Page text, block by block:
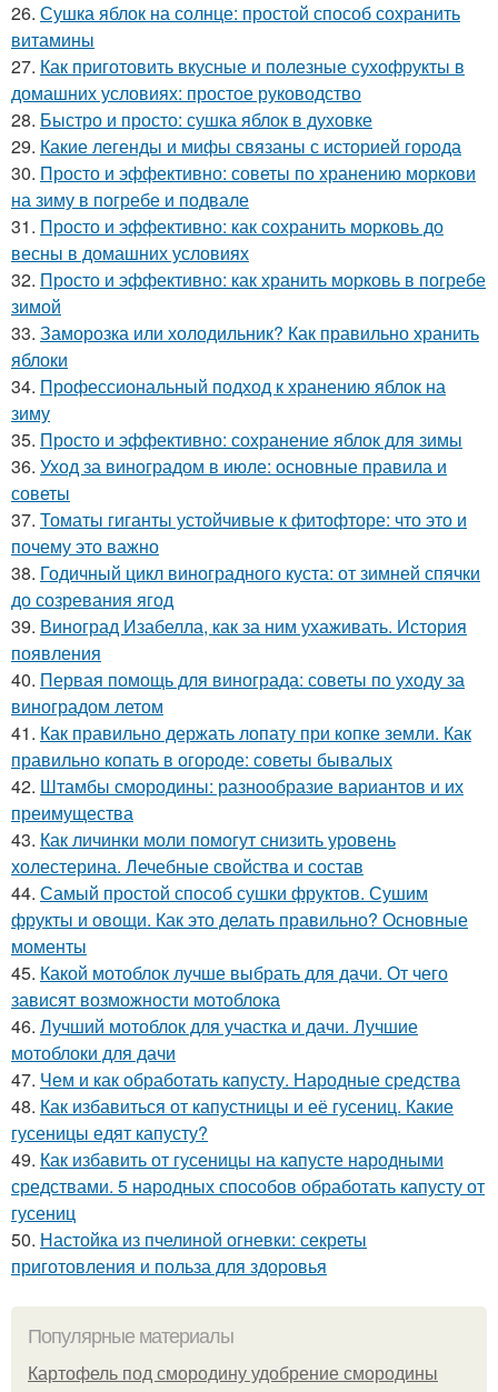
26. Сушка яблок на солнце: простой способ сохранить
витамины
27. Как приготовить вкусные и полезные сухофрукты в
домашних условиях: простое руководство
28. Быстро и просто: сушка яблок в духовке
29. Какие легенды и мифы связаны с историей города
30. Просто и эффективно: советы по хранению моркови
на зиму в погребе и подвале
31. Просто и эффективно: как сохранить морковь до
весны в домашних условиях
32. Просто и эффективно: как хранить морковь в погребе
зимой
33. Заморозка или холодильник? Как правильно хранить
яблоки
34. Профессиональный подход к хранению яблок на
зиму
35. Просто и эффективно: сохранение яблок для зимы
36. Уход за виноградом в июле: основные правила и
советы
37. Томаты гиганты устойчивые к фитофторе: что это и
почему это важно
38. Годичный цикл виноградного куста: от зимней спячки
до созревания ягод
39. Виноград Изабелла, как за ним ухаживать. История
появления
40. Первая помощь для винограда: советы по уходу за
виноградом летом
41. Как правильно держать лопату при копке земли. Как
правильно копать в огороде: советы бывалых
42. Штамбы смородины: разнообразие вариантов и их
преимущества
43. Как личинки моли помогут снизить уровень
холестерина. Лечебные свойства и состав
44. Самый простой способ сушки фруктов. Сушим
фрукты и овощи. Как это делать правильно? Основные
моменты
45. Какой мотоблок лучше выбрать для дачи. От чего
зависят возможности мотоблока
46. Лучший мотоблок для участка и дачи. Лучшие
мотоблоки для дачи
47. Чем и как обработать капусту. Народные средства
48. Как избавиться от капустницы и её гусениц. Какие
гусеницы едят капусту?
49. Как избавить от гусеницы на капусте народными
средствами. 5 народных способов обработать капусту от
гусениц
50. Настойка из пчелиной огневки: секреты
приготовления и польза для здоровья
Популярные материалы
Картофель под смородину удобрение смородины